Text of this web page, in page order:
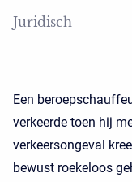
Juridisch
Een
verkeerde toen hij
verkeersongeval
bewust roekeloos